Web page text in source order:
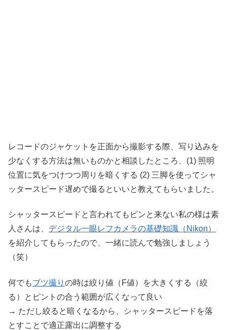
レコードのジャケットを正面から撮影する際、写り込みを
少なくする方法は無いものかと相談したところ、(1) 照明
位置に気をつけつつ周りを暗くする (2) 三脚を使ってシャ
ッタースピード遅めで撮るといいと教えてもらいました。
シャッタースピードと言われてもピンと来ない私の様は素
人さんは、 デジタル一眼レフカメラの基礎知識（Nikon）
を紹介してもらったので、一緒に読んで勉強しましょう
（笑）
何でもブツ撮り の時は絞り値（F値）を大きくする（絞
る）とピントの合う範囲が広くなって良い
→ ただし絞ると暗くなるから、シャッタースピードを落
とすことで適正露出に調整する